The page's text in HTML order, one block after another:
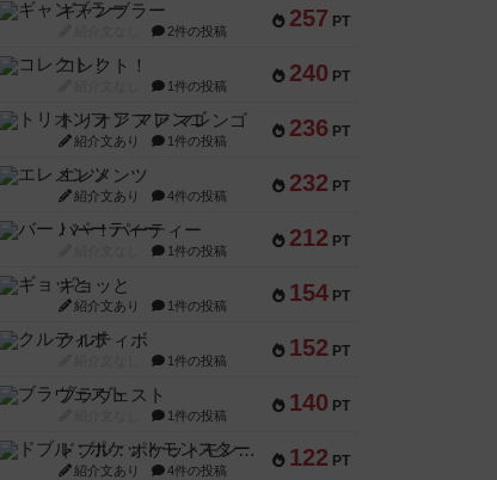
257 PT
ギャンブラー
2件の投稿
240 PT
コレクト！
1件の投稿
236 PT
トリオンフ ア マレンゴ
紹介文あり 1件の投稿
232 PT
エレメンツ
紹介文あり 4件の投稿
212 PT
バー！パーティー
1件の投稿
154 PT
ギョッと
紹介文あり 1件の投稿
152 PT
クルティボ
1件の投稿
140 PT
ブラヴェスト
1件の投稿
122 PT
ドブル：ポケットモンスター
紹介文あり 4件の投稿